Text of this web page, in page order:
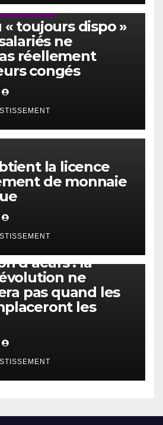
toujours dispo »
ne
réellement
congés
la licence
de monnaie
d’actifs : la
ne
pas quand les
les